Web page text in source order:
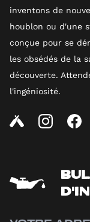
inventons de
houblon ou d'une
conçue pour se
les obsédés de la
découverte.
l'ingéniosité.